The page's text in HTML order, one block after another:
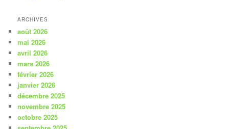
ARCHIVES
août 2026
mai 2026
avril 2026
mars 2026
février 2026
janvier 2026
décembre 2025
novembre 2025
octobre 2025